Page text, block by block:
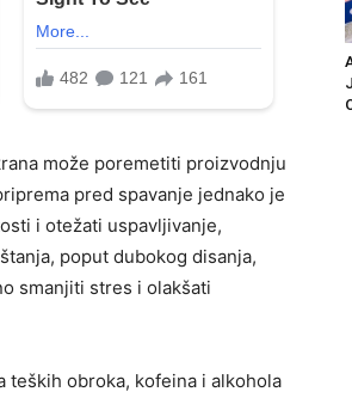
može poremetiti proizvodnju
pred spavanje jednako je
i otežati uspavljivanje,
poput dubokog disanja,
smanjiti stres i olakšati
teških obroka, kofeina i alkohola